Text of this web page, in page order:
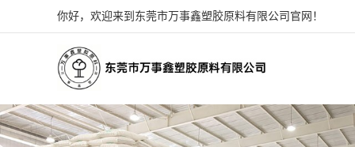
你好，欢迎来到东莞市万事鑫塑胶原料有限公司官网！